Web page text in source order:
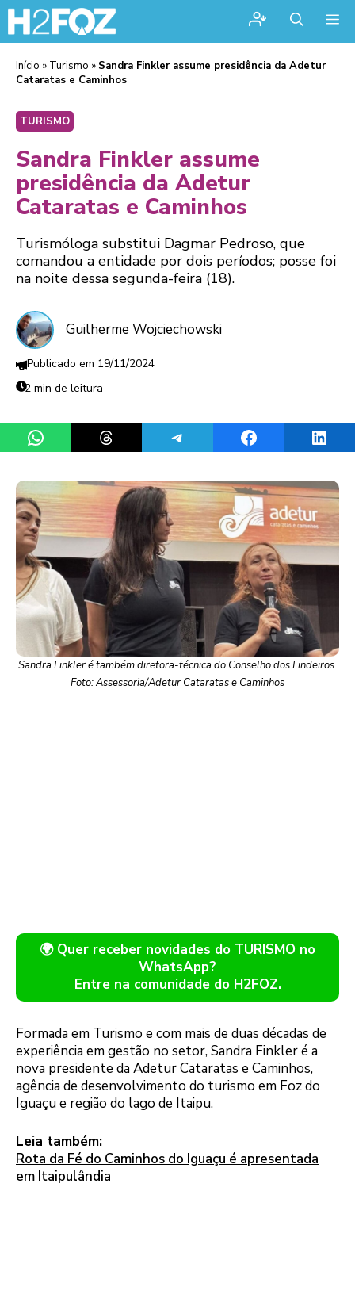
Início » Turismo » Sandra Finkler assume presidência da Adetur
Cataratas e Caminhos
TURISMO
Sandra Finkler assume
presidência da Adetur
Cataratas e Caminhos
Turismóloga substitui Dagmar Pedroso, que
comandou a entidade por dois períodos; posse foi
na noite dessa segunda-feira (18).
Guilherme Wojciechowski
19/11/2024
2 min de leitura
Share on WhatsAppShare on ThreadsShare on TelegramShare on Facebook
Sandra Finkler é também diretora-técnica do Conselho dos Lindeiros.
Foto: Assessoria/Adetur Cataratas e Caminhos
🌍 Quer receber novidades do TURISMO no
WhatsApp?
Entre na comunidade do H2FOZ.
Formada em Turismo e com mais de duas décadas de
experiência em gestão no setor, Sandra Finkler é a
nova presidente da Adetur Cataratas e Caminhos,
agência de desenvolvimento do turismo em Foz do
Iguaçu e região do lago de Itaipu.
Leia também:
Rota da Fé do Caminhos do Iguaçu é apresentada
em Itaipulândia